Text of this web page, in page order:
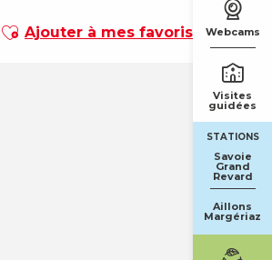
Webcams
Visites
guidées
STATIONS
Savoie
Grand
Revard
Aillons
Margériaz
Ajouter aux favoris
Ajouter à mes favoris